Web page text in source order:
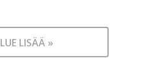
LUE LISÄÄ »